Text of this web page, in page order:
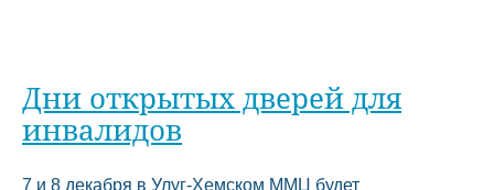
Дни открытых дверей для
инвалидов
7 и 8 декабря в Улуг-Хемском ММЦ будет